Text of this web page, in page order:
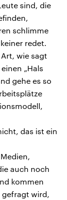
sind, die
schlimme
redet.
wie sagt
„Hals
gehe es so
das ist ein
auch noch
kommen
wird,